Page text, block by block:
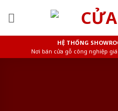
HỆ THỐNG
Nơi bán cửa gỗ công nghiệp giá